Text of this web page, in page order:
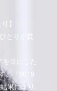
】
とりが貧
を目にした
。「2019
果により